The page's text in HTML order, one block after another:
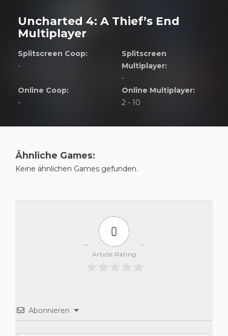
Uncharted 4: A Thief’s End
Multiplayer
Splitscreen Coop:
-
Splitscreen
Multiplayer:
-
Online Coop:
-
Online Multiplayer:
2 - 10
Ähnliche Games:
Keine ähnlichen Games gefunden.
0
Article Rating
Abonnieren